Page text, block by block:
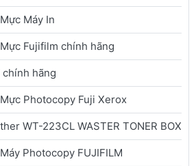
Máy In
Fujifilm chính hãng
chính hãng
Photocopy Fuji Xerox
WT-223CL WASTER TONER BOX
Photocopy FUJIFILM